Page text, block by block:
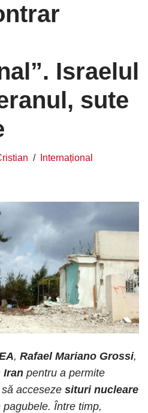
Israelul
sute
Internațional
, Rafael Mariano Grossi,
Iran pentru a permite
acceseze situri nucleare
Între timp,